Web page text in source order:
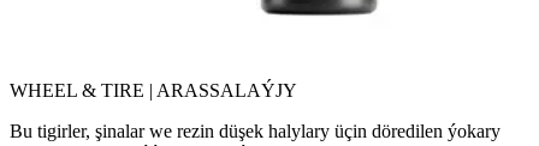
WHEEL & TIRE | ARASSALAÝJY
Bu tigirler, şinalar we rezin düşek halylary üçin döredilen ýokary